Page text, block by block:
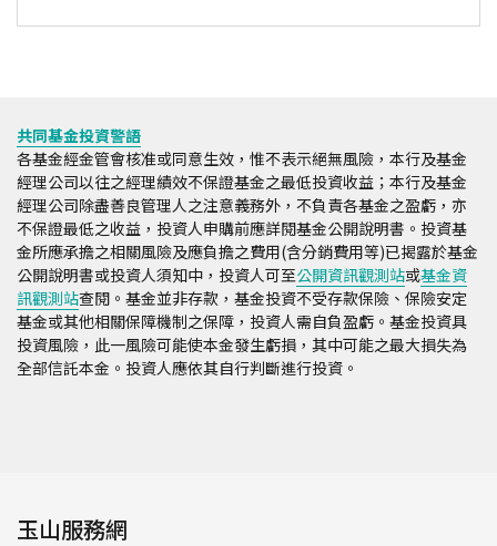
共同基金投資警語
各基金經金管會核准或同意生效，惟不表示絕無風險，本行及基金
經理公司以往之經理績效不保證基金之最低投資收益；本行及基金
經理公司除盡善良管理人之注意義務外，不負責各基金之盈虧，亦
不保證最低之收益，投資人申購前應詳閱基金公開說明書。投資基
金所應承擔之相關風險及應負擔之費用(含分銷費用等)已揭露於基金
公開說明書或投資人須知中，投資人可至公開資訊觀測站或基金資
訊觀測站查閱。基金並非存款，基金投資不受存款保險、保險安定
基金或其他相關保障機制之保障，投資人需自負盈虧。基金投資具
投資風險，此一風險可能使本金發生虧損，其中可能之最大損失為
全部信託本金。投資人應依其自行判斷進行投資。
玉山服務網